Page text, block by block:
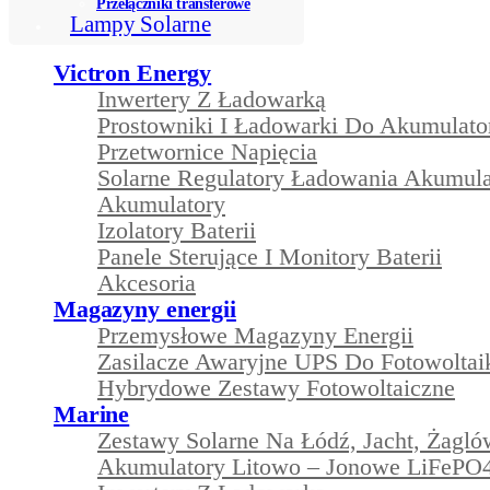
Przełączniki transferowe
Lampy Solarne
Victron Energy
Inwertery Z Ładowarką
Prostowniki I Ładowarki Do
Przetwornice Napięcia
Solarne Regulatory Ładowania
Akumulatory
Izolatory Baterii
Panele Sterujące I Monitory Baterii
Akcesoria
Magazyny energii
Przemysłowe Magazyny Energii
Zasilacze Awaryjne UPS Do
Hybrydowe Zestawy Fotowoltaiczne
Marine
Zestawy Solarne Na Łódź, Jacht,
Akumulatory Litowo – Jonowe